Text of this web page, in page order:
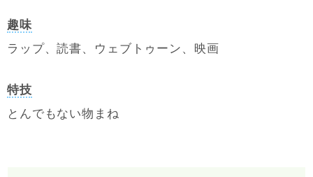
趣味
ラップ、読書、ウェブトゥーン、映画
特技
とんでもない物まね